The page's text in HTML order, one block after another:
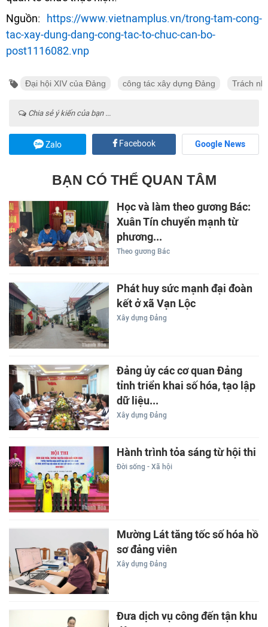
Nguồn: https://www.vietnamplus.vn/trong-tam-cong-
tac-xay-dung-dang-cong-tac-to-chuc-can-bo-
post1116082.vnp
Đại hội XIV của Đảng công tác xây dựng Đảng Trách
Chia sẻ ý kiến của bạn ...
Zalo Facebook Google News
BẠN CÓ THỂ QUAN TÂM
Học và làm theo gương Bác:
Xuân Tín chuyển mạnh từ
phương...
Theo gương Bác
Phát huy sức mạnh đại đoàn
kết ở xã Vạn Lộc
Xây dựng Đảng
Đảng ủy các cơ quan Đảng
tỉnh triển khai số hóa, tạo lập
dữ liệu...
Xây dựng Đảng
Hành trình tỏa sáng từ hội thi
Đời sống - Xã hội
Mường Lát tăng tốc số hóa hồ
sơ đảng viên
Xây dựng Đảng
Đưa dịch vụ công đến tận khu